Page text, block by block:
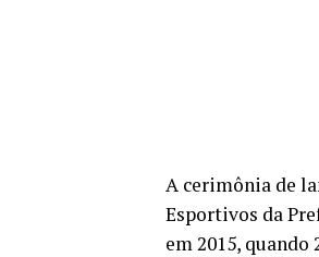
A cerimônia de
Esportivos da
em 2015, quando